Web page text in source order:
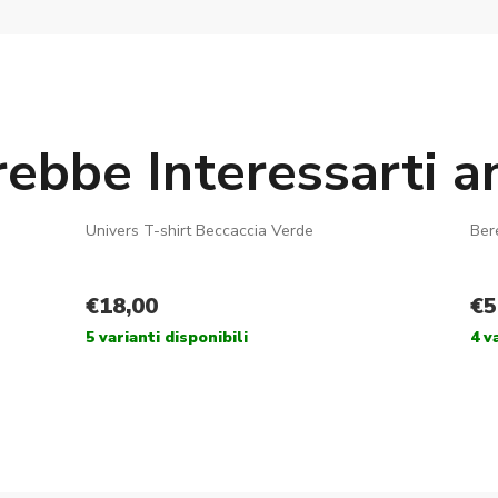
Interessarti